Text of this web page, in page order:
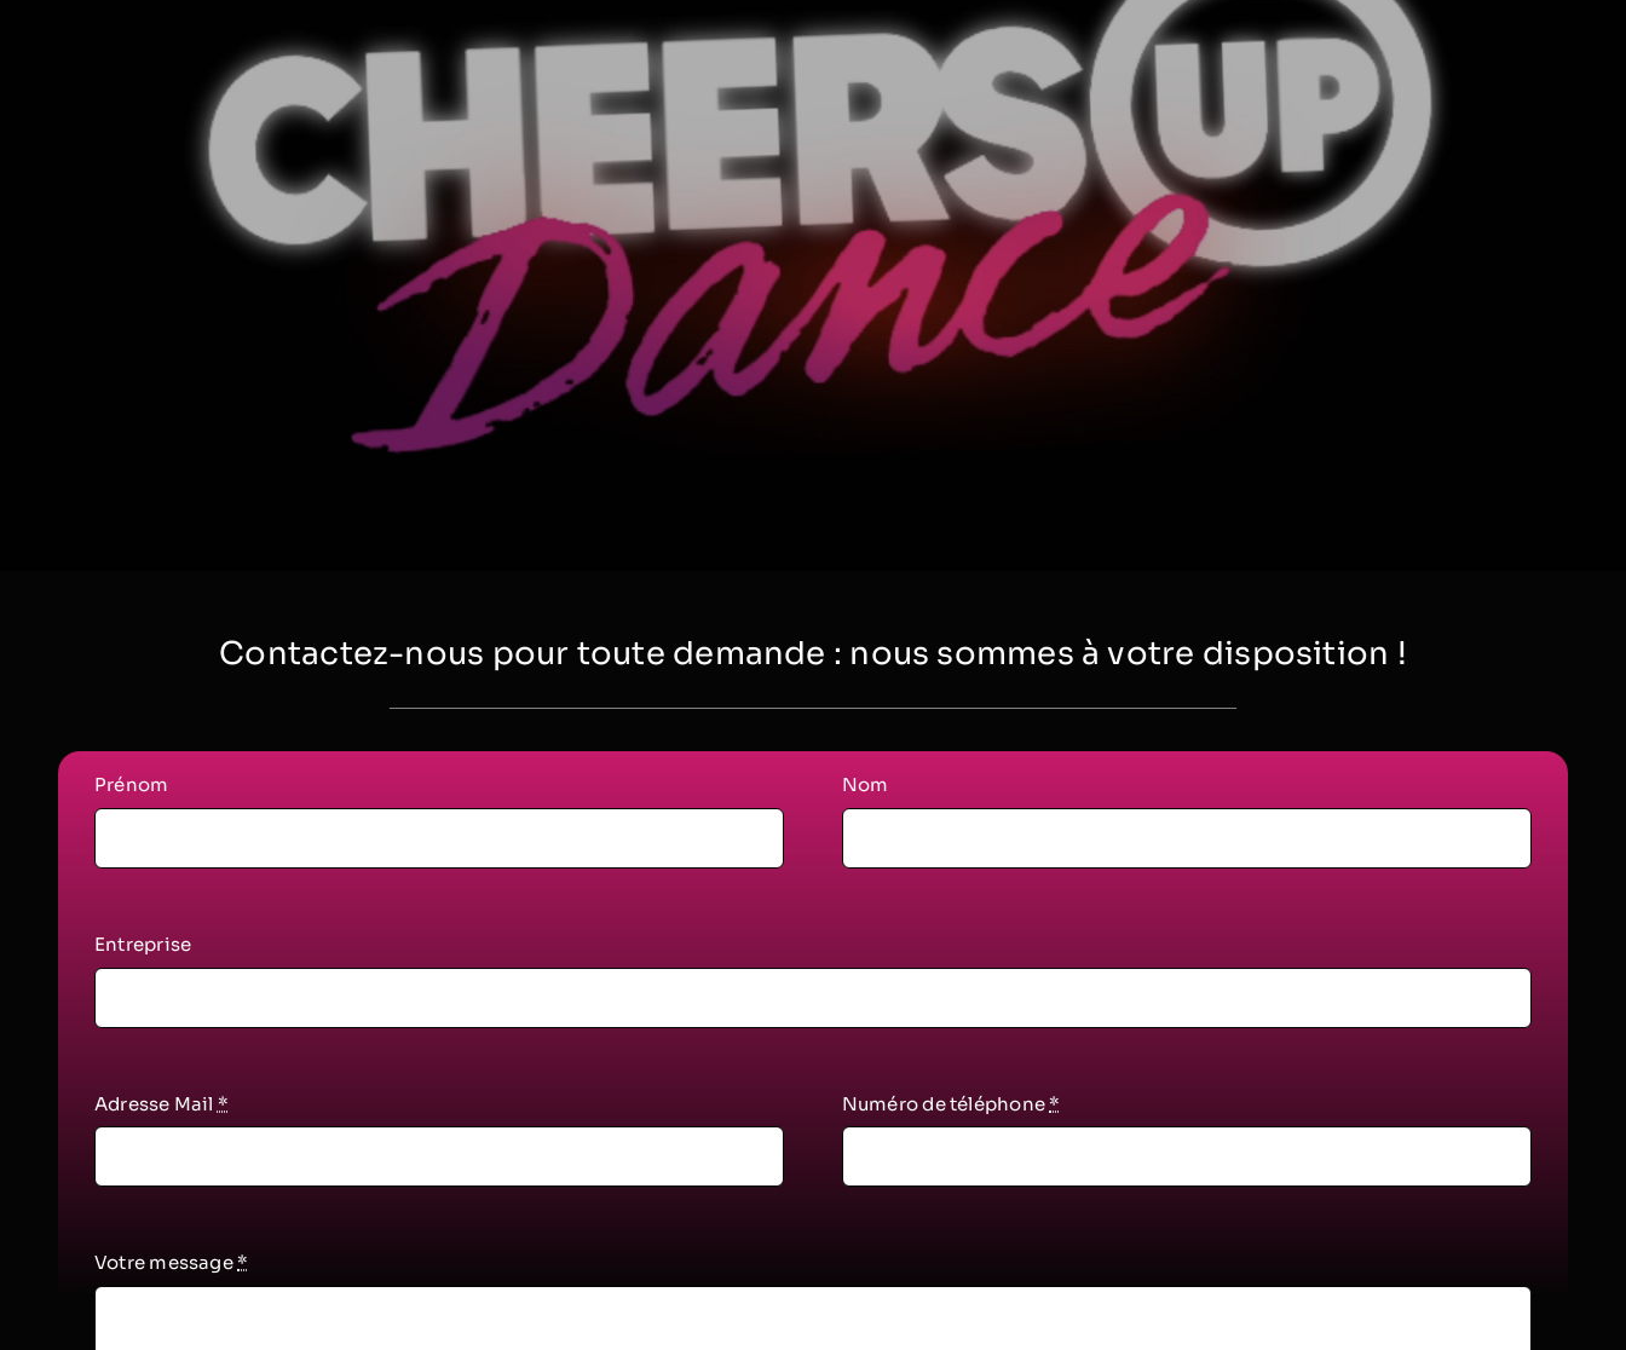
Contactez-nous pour toute demande : nous sommes à votre disposition !
Prénom Nom
Entreprise
Adresse Mail * Numéro de téléphone *
Votre message*